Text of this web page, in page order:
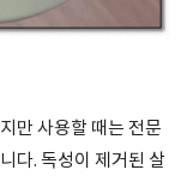
만 사용할 때는 전문
다. 독성이 제거된 살